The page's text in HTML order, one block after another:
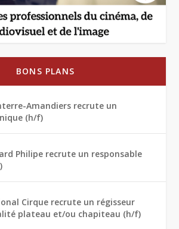
BONS PLANS
Amandiers recrute un
(h/f)
Philipe recrute un responsable
Cirque recrute un régisseur
plateau et/ou chapiteau (h/f)